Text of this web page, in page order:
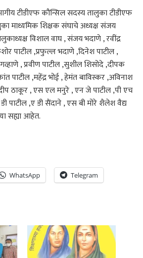
टीडीएफ कौन्सिल सदस्य तालुका टीडीएफ
माध्यमिक शिक्षक संघाचे अध्यक्ष संजय
विशाल वाघ , संजय भदाणे , रवींद्र
पाटील ,प्रफुल्ल भदाणे ,दिनेश पाटील ,
, प्रवीण पाटील ,सुशील शिसोदे ,दीपक
पाटील ,महेंद्र भोई , हेमंत बाविस्कर ,अविनाश
ठाकूर , एस एल मनुरे , एन जे पाटील ,पी एच
पाटील ,ए डी सैंदाने , एस बी मोरे शैलेश वैद्य
सह्या आहेत.
WhatsApp Telegram